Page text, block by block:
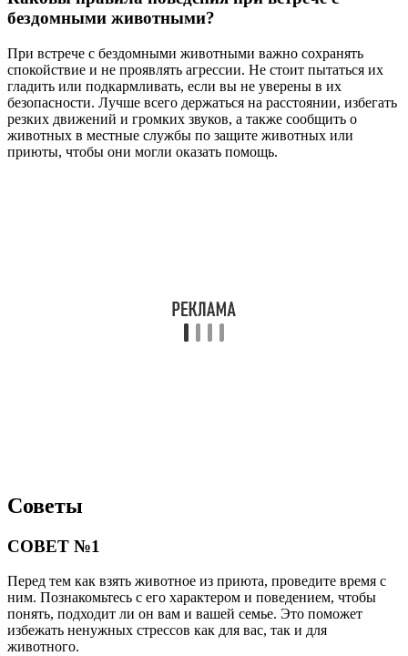
бездомными животными?
При встрече с бездомными животными важно сохранять
спокойствие и не проявлять агрессии. Не стоит пытаться их
гладить или подкармливать, если вы не уверены в их
безопасности. Лучше всего держаться на расстоянии, избегать
резких движений и громких звуков, а также сообщить о
животных в местные службы по защите животных или
приюты, чтобы они могли оказать помощь.
Советы
СОВЕТ №1
Перед тем как взять животное из приюта, проведите время с
ним. Познакомьтесь с его характером и поведением, чтобы
понять, подходит ли он вам и вашей семье. Это поможет
избежать ненужных стрессов как для вас, так и для
животного.